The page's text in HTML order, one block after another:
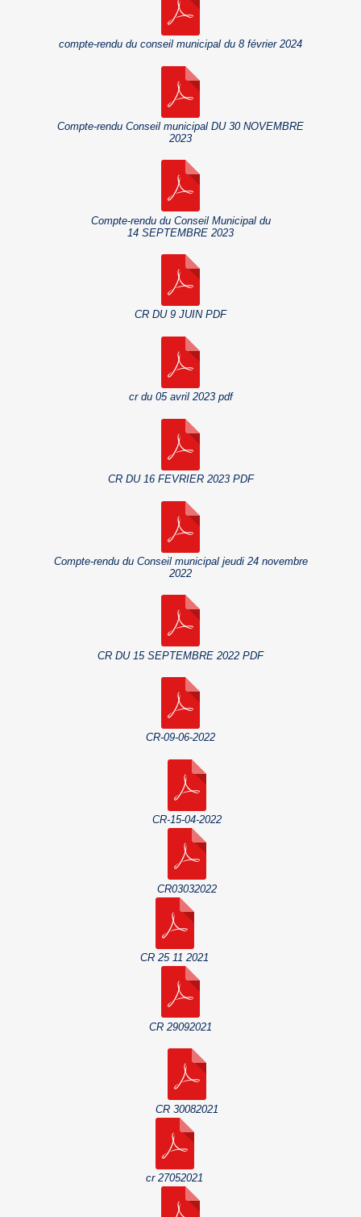
compte-rendu du conseil municipal du 8 février 2024
Compte-rendu Conseil municipal DU 30 NOVEMBRE
2023
Compte-rendu du Conseil Municipal du
14 SEPTEMBRE 2023
CR DU 9 JUIN PDF
cr du 05 avril 2023 pdf
CR DU 16 FEVRIER 2023 PDF
Compte-rendu du Conseil municipal jeudi 24 novembre
2022
CR DU 15 SEPTEMBRE 2022 PDF
CR-09-06-2022
CR-15-04-2022
CR03032022
CR 25 11 2021
CR 29092021
CR 30082021
cr 27052021